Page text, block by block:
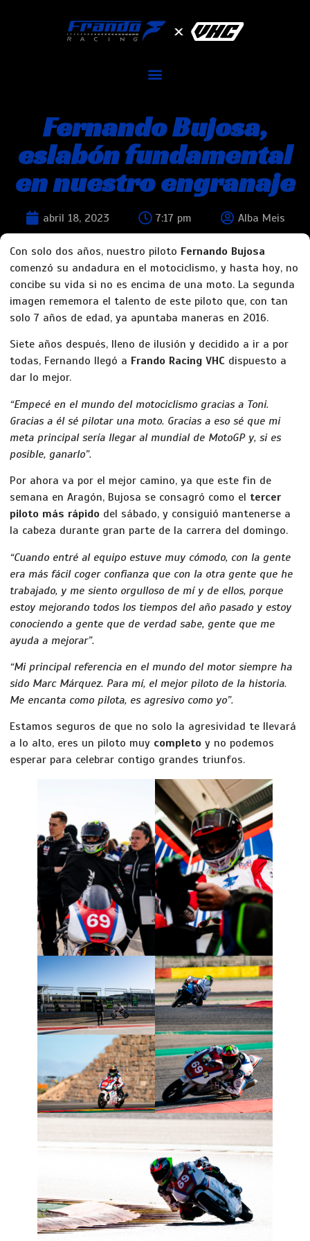
Fernando Bujosa,
eslabón fundamental
en nuestro engranaje
abril 18, 2023 7:17 pm Alba Meis
Con solo dos años, nuestro piloto Fernando Bujosa
comenzó su andadura en el motociclismo, y hasta hoy, no
concibe su vida si no es encima de una moto. La segunda
imagen rememora el talento de este piloto que, con tan
solo 7 años de edad, ya apuntaba maneras en 2016.
Siete años después, lleno de ilusión y decidido a ir a por
todas, Fernando llegó a Frando Racing VHC dispuesto a
dar lo mejor.
“Empecé en el mundo del motociclismo gracias a Toni.
Gracias a él sé pilotar una moto. Gracias a eso sé que mi
meta principal sería llegar al mundial de MotoGP y, si es
posible, ganarlo”.
Por ahora va por el mejor camino, ya que este fin de
semana en Aragón, Bujosa se consagró como el tercer
piloto más rápido del sábado, y consiguió mantenerse a
la cabeza durante gran parte de la carrera del domingo.
“Cuando entré al equipo estuve muy cómodo, con la gente
era más fácil coger confianza que con la otra gente que he
trabajado, y me siento orgulloso de mí y de ellos, porque
estoy mejorando todos los tiempos del año pasado y estoy
conociendo a gente que de verdad sabe, gente que me
ayuda a mejorar”.
“Mi principal referencia en el mundo del motor siempre ha
sido Marc Márquez. Para mí, el mejor piloto de la historia.
Me encanta como pilota, es agresivo como yo”.
Estamos seguros de que no solo la agresividad te llevará
a lo alto, eres un piloto muy completo y no podemos
esperar para celebrar contigo grandes triunfos.